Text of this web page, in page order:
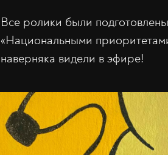
Все ролики были
«Национальными
наверняка видели в эфире!